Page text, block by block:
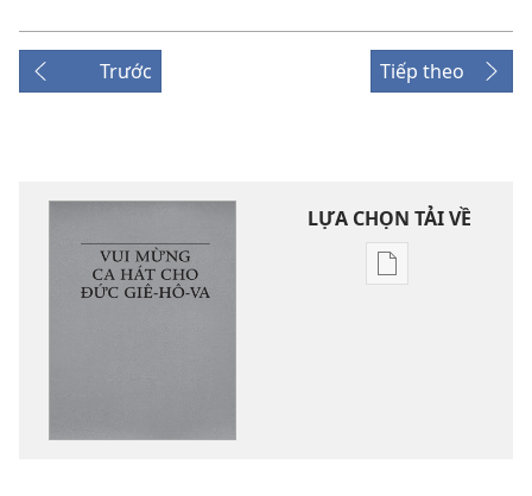
Trước Tiếp theo
LỰA CHỌN TẢI VỀ
Tùy